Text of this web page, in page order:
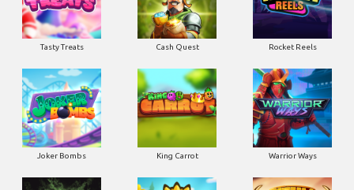
Tasty Treats Cash Quest Rocket Reels
Joker Bombs King Carrot Warrior Ways